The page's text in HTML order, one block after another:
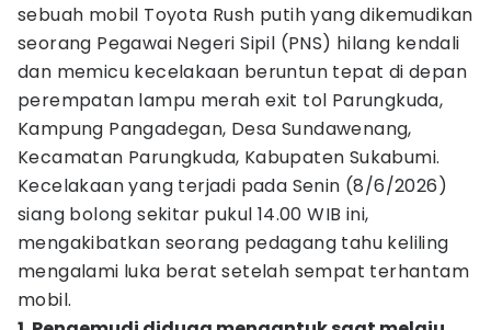
sebuah mobil Toyota Rush putih yang dikemudikan
seorang Pegawai Negeri Sipil (PNS) hilang kendali
dan memicu kecelakaan beruntun tepat di depan
perempatan lampu merah exit tol Parungkuda,
Kampung Pangadegan, Desa Sundawenang,
Kecamatan Parungkuda, Kabupaten Sukabumi.
Kecelakaan yang terjadi pada Senin (8/6/2026)
siang bolong sekitar pukul 14.00 WIB ini,
mengakibatkan seorang pedagang tahu keliling
mengalami luka berat setelah sempat terhantam
mobil.